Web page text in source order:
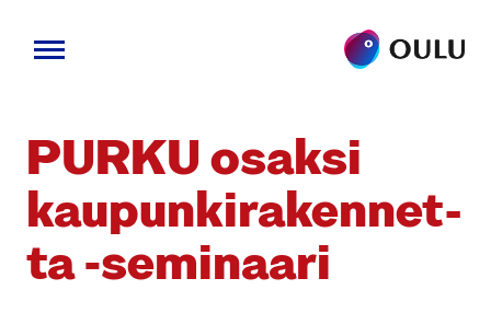
sisältöön
PURKU osak­si
kau­pun­ki­ra­ken­net­
ta ‑semi­naa­ri